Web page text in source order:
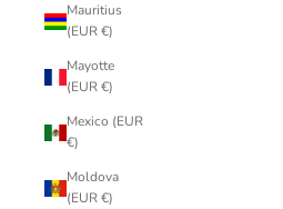
Mauritius
(EUR €)
Mayotte
(EUR €)
Mexico (EUR
€)
Moldova
(EUR €)